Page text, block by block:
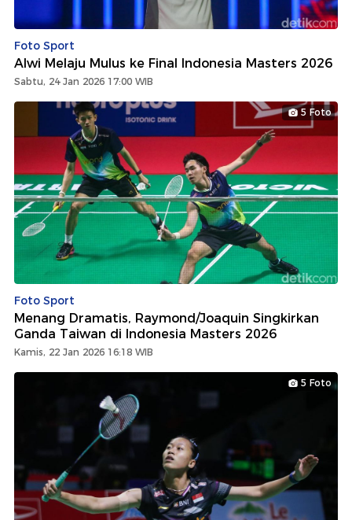
Foto Sport
Alwi Melaju Mulus ke Final Indonesia Masters 2026
Sabtu, 24 Jan 2026 17:00 WIB
5 Foto
Foto Sport
Menang Dramatis, Raymond/Joaquin Singkirkan
Ganda Taiwan di Indonesia Masters 2026
Kamis, 22 Jan 2026 16:18 WIB
5 Foto